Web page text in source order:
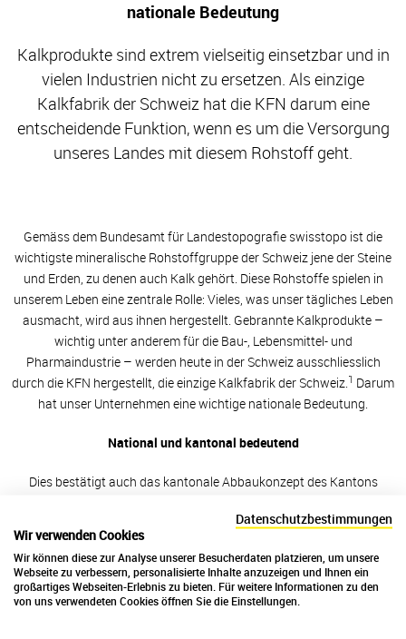
nationale Bedeutung
Kalkprodukte sind extrem vielseitig einsetzbar und in
vielen Industrien nicht zu ersetzen. Als einzige
Kalkfabrik der Schweiz hat die KFN darum eine
entscheidende Funktion, wenn es um die Versorgung
unseres Landes mit diesem Rohstoff geht.
Gemäss dem Bundesamt für Landestopografie swisstopo ist die
wichtigste mineralische Rohstoffgruppe der Schweiz jene der Steine
und Erden, zu denen auch Kalk gehört. Diese Rohstoffe spielen in
unserem Leben eine zentrale Rolle: Vieles, was unser tägliches Leben
ausmacht, wird aus ihnen hergestellt. Gebrannte Kalkprodukte –
wichtig unter anderem für die Bau-, Lebensmittel- und
Pharmaindustrie – werden heute in der Schweiz ausschliesslich
durch die KFN hergestellt, die einzige Kalkfabrik der Schweiz.1 Darum
hat unser Unternehmen eine wichtige nationale Bedeutung.
National und kantonal bedeutend
Dies bestätigt auch das kantonale Abbaukonzept des Kantons
Landes als «Spezialfall» bezeichnet und ihren nationalen Wert
unterstreicht.2Im Zusammenhang mit dem gescheiterten
Referendum gegen die Erschliessung der neuen Abbaugebiete der
KFN äusserte sich auch Peter Rufibach, Präsident der Glarner
Handelskammer, sehr deutlich: «Die KFN ist ein bedeutendes
Datenschutzbestimmungen
Wir verwenden Cookies
Wir können diese zur Analyse unserer Besucherdaten platzieren, um unsere
Webseite zu verbessern, personalisierte Inhalte anzuzeigen und Ihnen ein
großartiges Webseiten-Erlebnis zu bieten. Für weitere Informationen zu den
von uns verwendeten Cookies öffnen Sie die Einstellungen.